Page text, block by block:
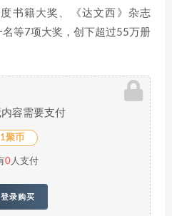
书籍大奖、《达文西》杂志
名等7项大奖，创下超过55万册
容需要支付
1聚币
0人支付
登录购买